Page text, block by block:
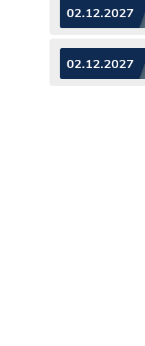
02.12.2027
02.12.2027